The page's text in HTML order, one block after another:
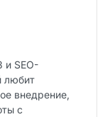
и SEO-
любит
внедрение,
с